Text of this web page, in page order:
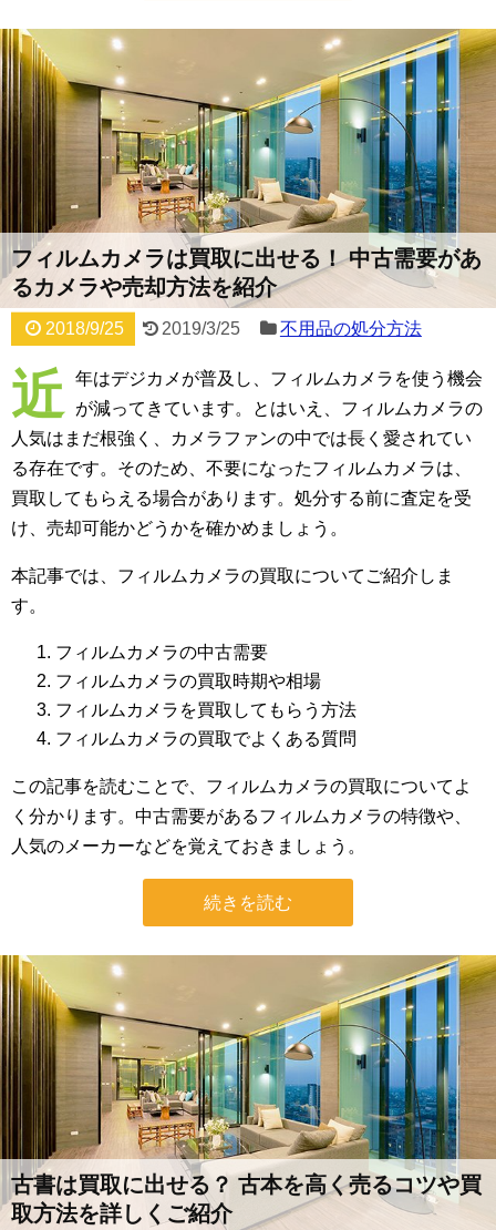
フィルムカメラは買取に出せる！ 中古需要があ
るカメラや売却方法を紹介
2018/9/25 2019/3/25 不用品の処分方法
近 年はデジカメが普及し、フィルムカメラを使う機会
が減ってきています。とはいえ、フィルムカメラの
人気はまだ根強く、カメラファンの中では長く愛されてい
る存在です。そのため、不要になったフィルムカメラは、
買取してもらえる場合があります。処分する前に査定を受
け、売却可能かどうかを確かめましょう。
本記事では、フィルムカメラの買取についてご紹介しま
す。
フィルムカメラの中古需要
フィルムカメラの買取時期や相場
フィルムカメラを買取してもらう方法
フィルムカメラの買取でよくある質問
この記事を読むことで、フィルムカメラの買取についてよ
く分かります。中古需要があるフィルムカメラの特徴や、
人気のメーカーなどを覚えておきましょう。
続きを読む
古書は買取に出せる？ 古本を高く売るコツや買
取方法を詳しくご紹介